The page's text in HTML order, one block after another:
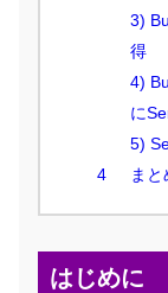
3)
得
4)
に
5)
まと
はじめに